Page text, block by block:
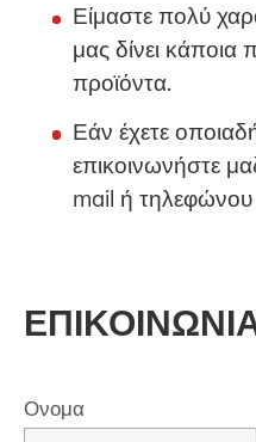
Είμαστε πολύ
μας δίνει κάποια
προϊόντα.
Εάν έχετε
επικοινωνήστε
mail ή τηλεφώνου
Ονομα